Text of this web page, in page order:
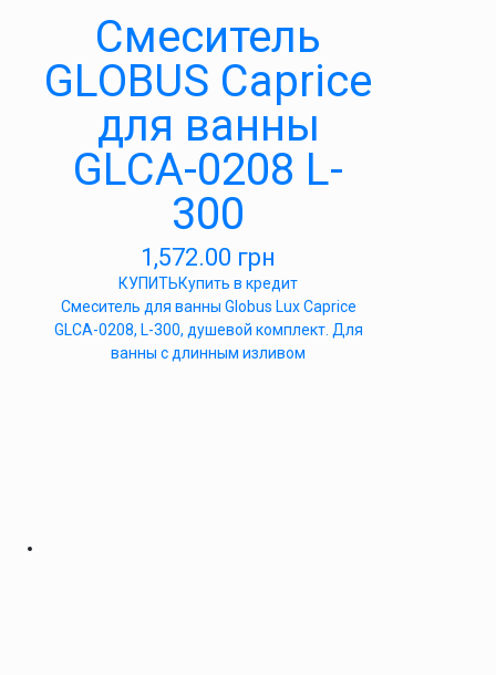
Cмеситель
GLOBUS Caprice
для ванны
GLCA-0208 L-
300
1,572.00 грн
КУПИТЬКупить в кредит
Смеситель для ванны Globus Lux Caprice
GLCA-0208, L-300, душевой комплект. Для
ванны с длинным изливом